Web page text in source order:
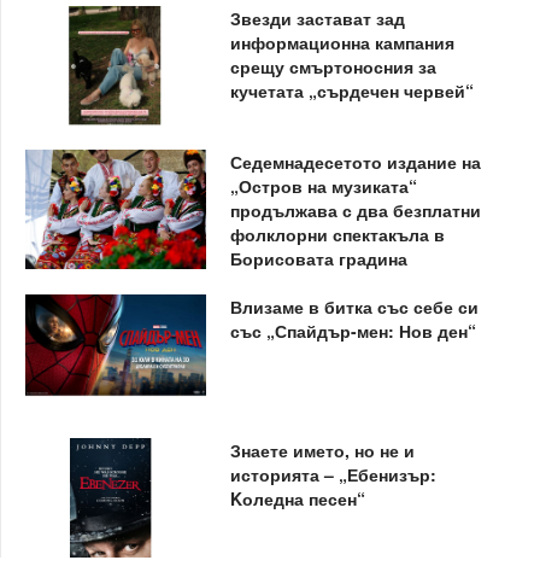
Звезди застават зад
информационна кампания
срещу смъртоносния за
кучетата „сърдечен червей“
Седемнадесетото издание на
„Остров на музиката“
продължава с два безплатни
фолклорни спектакъла в
Борисовата градина
Влизаме в битка със себе си
със „Спайдър-мен: Нов ден“
Знаете името, но не и
историята – „Ебенизър:
Kоледна песен“